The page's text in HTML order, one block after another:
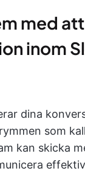
med
inom
dina
som
kan skicka